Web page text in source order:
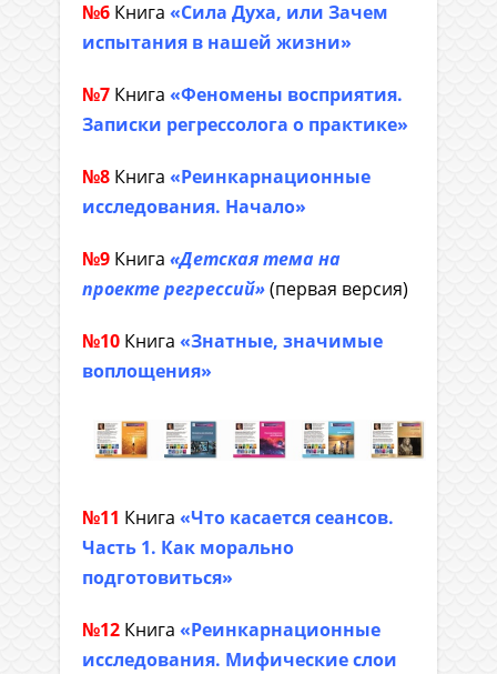
№6 Книга «Сила Духа, или Зачем
испытания в нашей жизни»
№7 Книга «Феномены восприятия.
Записки регрессолога о практике»
№8 Книга «Реинкарнационные
исследования. Начало»
№9 Книга «Детская тема на
проекте регрессий»(первая версия)
№10 Книга «Знатные, значимые
воплощения»
№11 Книга «Что касается сеансов.
Часть 1. Как морально
подготовиться»
№12 Книга «Реинкарнационные
исследования. Мифические слои